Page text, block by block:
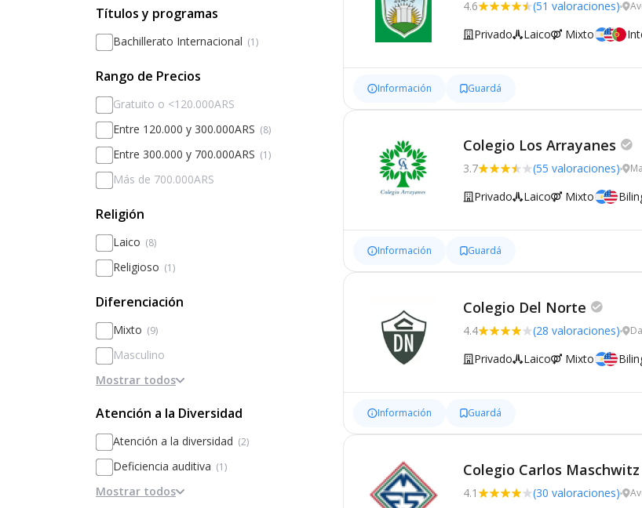
Títulos y programas
Bachillerato Internacional (1)
Rango de Precios
Gratuito o <120.000ARS
Entre 120.000 y 300.000ARS (8)
Entre 300.000 y 700.000ARS (1)
Más de 700.000ARS
Religión
Laico (8)
Religioso (1)
Diferenciación
Mixto (9)
Masculino
Femenino
Diferenciado por sexos
Mostrar todos
Atención a la Diversidad
Atención a la diversidad (2)
Deficiencia auditiva (1)
Psicopedagogo
Mostrar todos
4.6 (51 valoraciones)
Privado Laico Mixto
Información Guardá
Colegio Los Arrayanes
3.7 (55 valoraciones)
Privado Laico Mixto
Información Guardá
Colegio Del Norte
4.4 (28 valoraciones)
Privado Laico Mixto
Información Guardá
Colegio Carlos Maschwitz
4.1 (30 valoraciones)